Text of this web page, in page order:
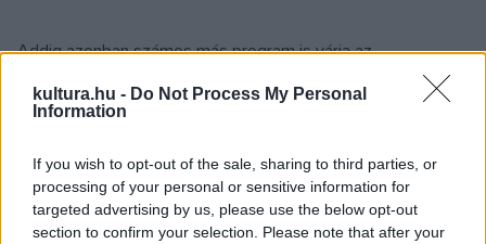
kultura.hu - Do Not Process My Personal
Information
If you wish to opt-out of the sale, sharing to third parties, or
processing of your personal or sensitive information for
targeted advertising by us, please use the below opt-out
section to confirm your selection. Please note that after your
Addig azonban számos más program is várja az
érdeklődőket. A fesztivál Paloznakon a reformkort idéző
ruhák bemutatásával kezdődik a faluházban, vasárnap
tartanakPonori Thewrewk Aurélcsillagásszal, a Magyar
Csillagászati Egyesület örökös tiszteletbeli elnökével.